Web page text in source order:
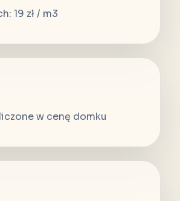
19 zł / m3
w cenę domku